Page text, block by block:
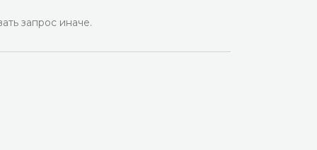
запрос иначе.